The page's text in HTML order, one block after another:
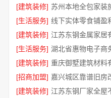
[建筑装修]
[生活服务]
[建筑装修]
[生活服务]
[建筑装修]
[招商加盟]
[建筑装修]